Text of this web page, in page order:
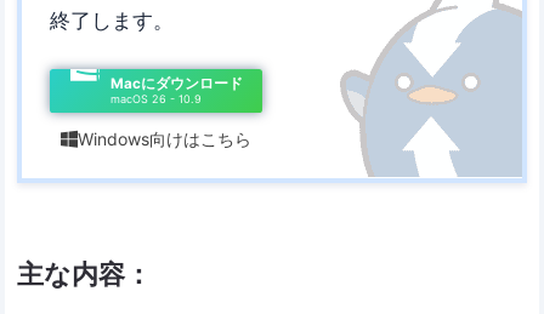
終了します。
Macにダウンロード
macOS 26 - 10.9
Windows向けはこちら
主な内容：